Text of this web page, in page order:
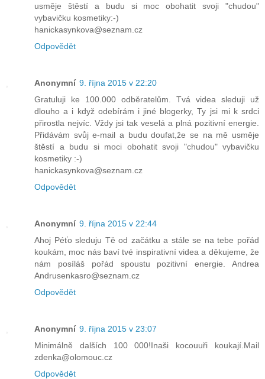
usměje štěstí a budu si moc obohatit svoji "chudou"
vybavičku kosmetiky:-)
hanickasynkova@seznam.cz
Odpovědět
Anonymní 9. října 2015 v 22:20
Gratuluji ke 100.000 odběratelům. Tvá videa sleduji už
dlouho a i když odebírám i jiné blogerky, Ty jsi mi k srdci
přirostla nejvíc. Vždy jsi tak veselá a plná pozitivní energie.
Přidávám svůj e-mail a budu doufat,že se na mě usměje
štěstí a budu si moci obohatit svoji "chudou" vybavičku
kosmetiky :-)
hanickasynkova@seznam.cz
Odpovědět
Anonymní 9. října 2015 v 22:44
Ahoj Péťo sleduju Tě od začátku a stále se na tebe pořád
koukám, moc nás baví tvé inspirativní videa a děkujeme, že
nám posíláš pořád spoustu pozitivní energie. Andrea
Andrusenkasro@seznam.cz
Odpovědět
Anonymní 9. října 2015 v 23:07
Minimálně dalších 100 000!Inaši kocouuři koukají.Mail
zdenka@olomouc.cz
Odpovědět